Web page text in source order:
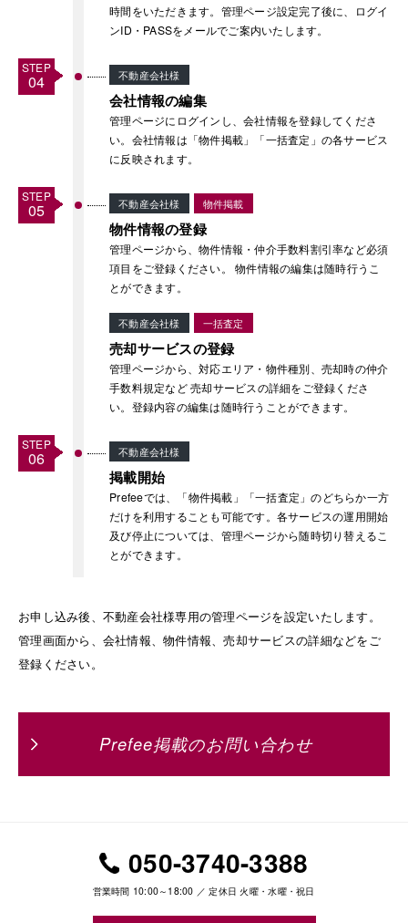
時間をいただきます。管理ページ設定完了後に、ログイ
ンID・PASSをメールでご案内いたします。
不動産会社様
会社情報の編集
管理ページにログインし、会社情報を登録してくださ
い。会社情報は「物件掲載」「一括査定」の各サービス
に反映されます。
不動産会社様 物件掲載
物件情報の登録
管理ページから、物件情報・仲介手数料割引率など必須
項目をご登録ください。 物件情報の編集は随時行うこ
とができます。
不動産会社様 一括査定
売却サービスの登録
管理ページから、対応エリア・物件種別、売却時の仲介
手数料規定など 売却サービスの詳細をご登録くださ
い。登録内容の編集は随時行うことができます。
不動産会社様
掲載開始
Prefeeでは、「物件掲載」「一括査定」のどちらか一方
だけを利用することも可能です。各サービスの運用開始
及び停止については、管理ページから随時切り替えるこ
とができます。
お申し込み後、不動産会社様専用の管理ページを設定いたします。
管理画面から、会社情報、物件情報、売却サービスの詳細などをご
登録ください。
Prefee掲載のお問い合わせ
050-3740-3388
営業時間 10:00～18:00 ／ 定休日 火曜・水曜・祝日